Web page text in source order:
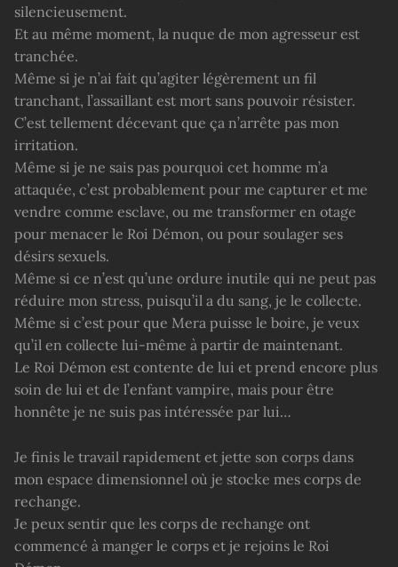
silencieusement.
Et au même moment, la nuque de mon agresseur est
tranchée.
Même si je n’ai fait qu’agiter légèrement un fil
tranchant, l’assaillant est mort sans pouvoir résister.
C’est tellement décevant que ça n’arrête pas mon
irritation.
Même si je ne sais pas pourquoi cet homme m’a
attaquée, c’est probablement pour me capturer et me
vendre comme esclave, ou me transformer en otage
pour menacer le Roi Démon, ou pour soulager ses
désirs sexuels.
Même si ce n’est qu’une ordure inutile qui ne peut pas
réduire mon stress, puisqu’il a du sang, je le collecte.
Même si c’est pour que Mera puisse le boire, je veux
qu’il en collecte lui-même à partir de maintenant.
Le Roi Démon est contente de lui et prend encore plus
soin de lui et de l’enfant vampire, mais pour être
honnête je ne suis pas intéressée par lui…
Je finis le travail rapidement et jette son corps dans
mon espace dimensionnel où je stocke mes corps de
rechange.
Je peux sentir que les corps de rechange ont
commencé à manger le corps et je rejoins le Roi